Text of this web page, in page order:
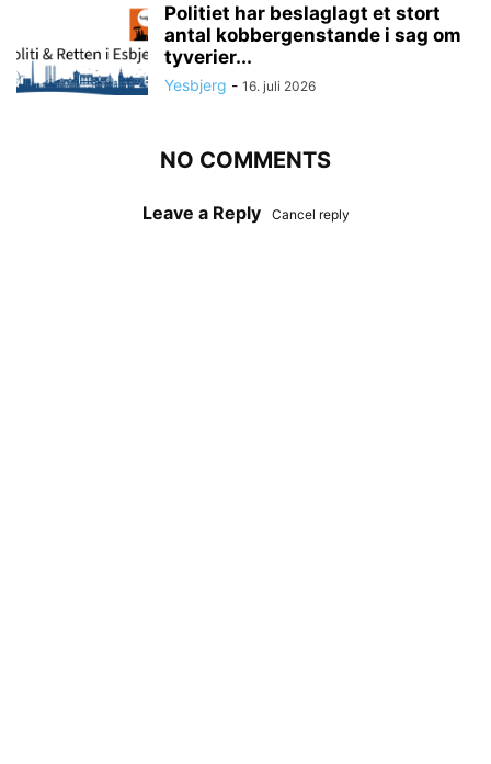
Politiet har beslaglagt et stort
antal kobbergenstande i sag om
tyverier...
Yesbjerg - 16. juli 2026
NO COMMENTS
Leave a Reply Cancel reply